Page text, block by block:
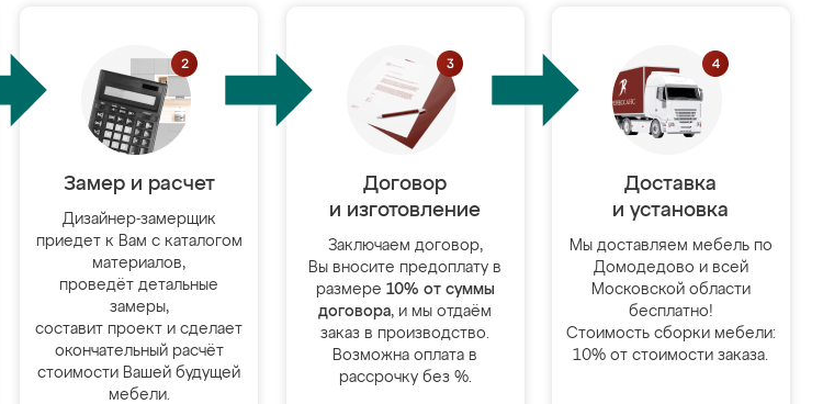
Замер и расчет
Дизайнер-замерщик
приедет к Вам с каталогом
материалов,
проведёт детальные
замеры,
составит проект и сделает
окончательный расчёт
стоимости Вашей будущей
мебели.
Договор
и изготовление
Заключаем договор,
Вы вносите предоплату в
размере 10% от суммы
договора, и мы отдаём
заказ в производство.
Возможна оплата в
рассрочку без %.
Доставка
и установка
Мы доставляем мебель по
Домодедово и всей
Московской области
бесплатно!
Стоимость сборки мебели:
10% от стоимости заказа.